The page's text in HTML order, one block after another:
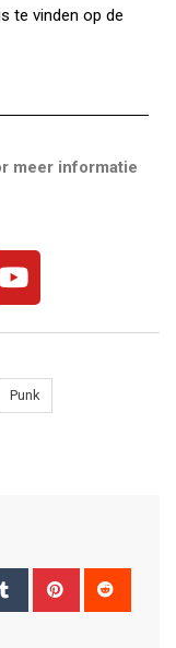
te vinden op de
meer informatie
Punk